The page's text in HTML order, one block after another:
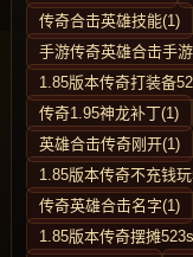
传奇合击英雄技能(1)
手游传奇英雄合击手
1.85版本传奇打装备
传奇1.95神龙补丁(1)
英雄合击传奇刚开(1)
1.85版本传奇不充钱
传奇英雄合击名字(1)
1.85版本传奇摆摊